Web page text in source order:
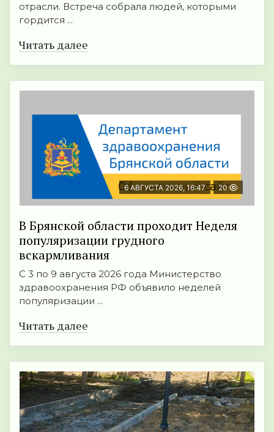
отрасли. Встреча собрала людей, которыми
гордится ...
Читать далее
6 АВГУСТА 2026, 16:47 20
В Брянской области проходит Неделя
популяризации грудного
вскармливания
С 3 по 9 августа 2026 года Министерство
здравоохранения РФ объявило неделей
популяризации ...
Читать далее